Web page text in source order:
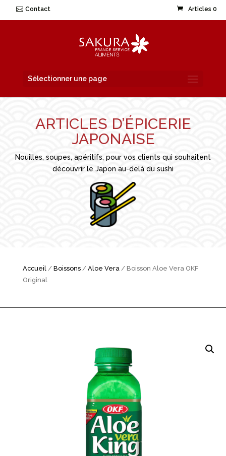
Contact Articles 0
Sélectionner une page
ARTICLES D’ÉPICERIE
JAPONAISE
Nouilles, soupes, apéritifs, pour vos clients qui souhaitent
découvrir le Japon au-delà du sushi
Accueil/ Boissons/ Aloe Vera/ Boisson Aloe Vera OKF
Original